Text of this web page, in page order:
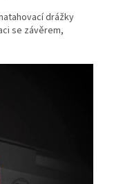
drážky
se závěrem,